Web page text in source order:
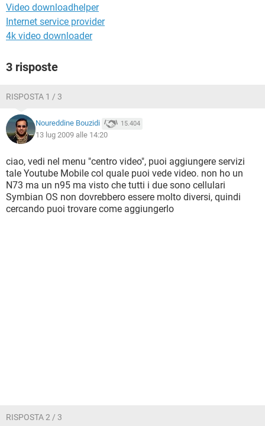
Video downloadhelper
Internet service provider
4k video downloader
3 risposte
RISPOSTA 1 / 3
Noureddine Bouzidi 15.404
13 lug 2009 alle 14:20
ciao, vedi nel menu "centro video", puoi aggiungere servizi
tale Youtube Mobile col quale puoi vede video. non ho un
N73 ma un n95 ma visto che tutti i due sono cellulari
Symbian OS non dovrebbero essere molto diversi, quindi
cercando puoi trovare come aggiungerlo
RISPOSTA 2 / 3